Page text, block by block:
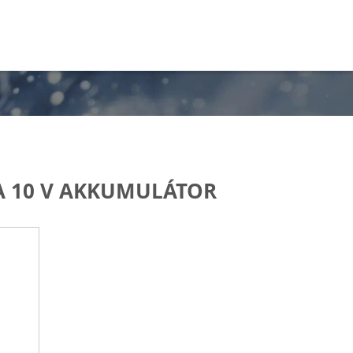
10 V AKKUMULÁTOR